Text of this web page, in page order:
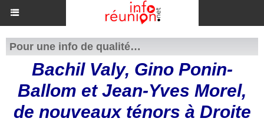
Pour une info de qualité…
Bachil Valy, Gino Ponin-
Ballom et Jean-Yves Morel,
de nouveaux ténors à Droite